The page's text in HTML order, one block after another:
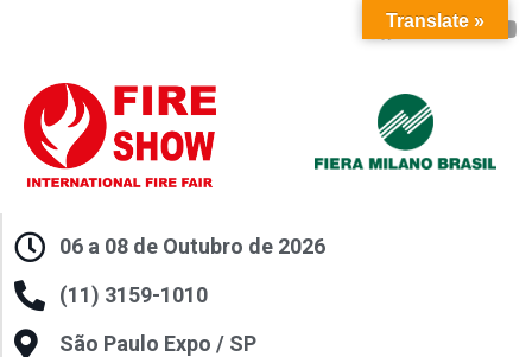
06 a 08 de Outubro de 2026
(11) 3159-1010
São Paulo Expo / SP
Translate »